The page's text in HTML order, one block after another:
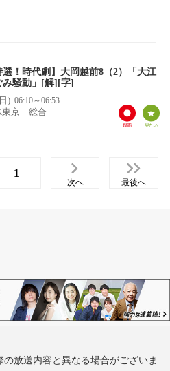
選！時代劇】大岡越前8（2）「大江
み騒動」[解][字]
) 06:10～06:53
東京 総合
1
次へ 最後へ
放送内容と異なる場合がございま